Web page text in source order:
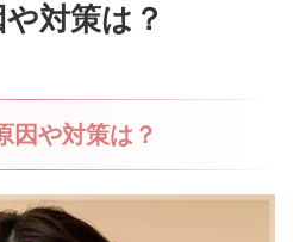
対策は？
因や対策は？